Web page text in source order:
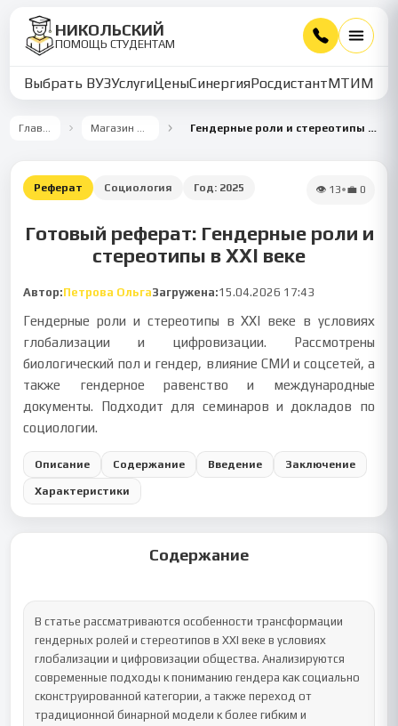
НИКОЛЬСКИЙ
ПОМОЩЬ СТУДЕНТАМ
Выбрать ВУЗУслугиЦеныСинергияРосдистантМТИММУ
Главная Магазин работ Гендерные роли и стереотипы в XXI веке
Реферат Социология Год: 2025 👁 13•💼 0
Готовый реферат: Гендерные роли и
стереотипы в XXI веке
Автор:Петрова ОльгаЗагружена:15.04.2026 17:43
Гендерные роли и стереотипы в XXI веке в условиях
глобализации и цифровизации. Рассмотрены
биологический пол и гендер, влияние СМИ и соцсетей, а
также гендерное равенство и международные
документы. Подходит для семинаров и докладов по
социологии.
Описание Содержание Введение Заключение
Характеристики
Содержание
В статье рассматриваются особенности трансформации
гендерных ролей и стереотипов в XXI веке в условиях
глобализации и цифровизации общества. Анализируются
современные подходы к пониманию гендера как социально
сконструированной категории, а также переход от
традиционной бинарной модели к более гибким и